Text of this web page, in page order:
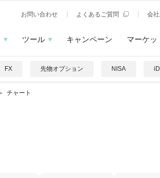
お問い合わせ よくあるご質問 会
ツール キャンペーン マーケッ
FX 先物オプション NISA
チャート